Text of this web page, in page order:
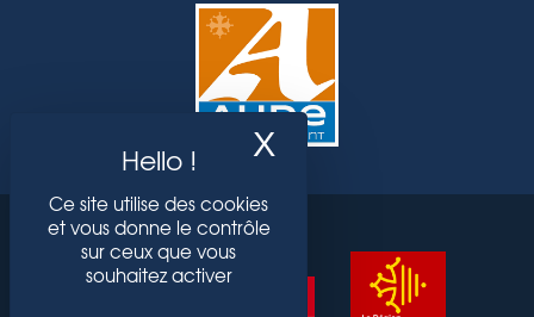
Ce site utilise des cookies
et vous donne le contrôle
sur ceux que vous
souhaitez activer
X Masquer le